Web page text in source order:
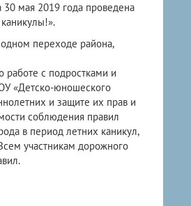
мая 2019 года проведена
переходе района,
с подростками и
«Детско-юношеского
и защите их прав и
соблюдения правил
в период летних каникул,
участникам дорожного